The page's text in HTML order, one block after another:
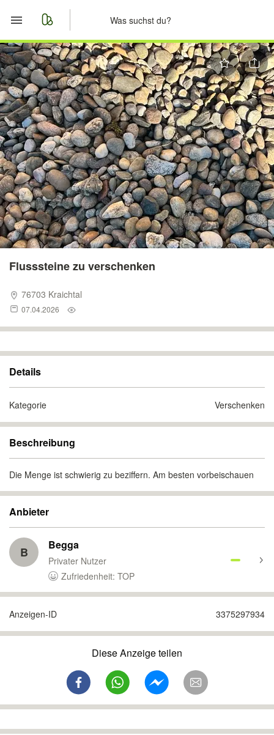
Start
Merkliste
Nachrichten
Anzeige aufgeben
Flusssteine zu verschenken
76703 Kraichtal
07.04.2026
Details
Kategorie Verschenken
Beschreibung
Die Menge ist schwierig zu beziffern. Am besten vorbeischauen
Anbieter
B Begga
Privater Nutzer
Zufriedenheit: TOP
Anzeigen-ID 3375297934
Diese Anzeige teilen